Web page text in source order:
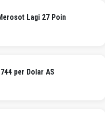
Lagi 27 Poin
per Dolar AS